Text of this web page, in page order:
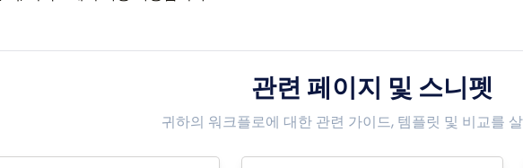
관련 페이지 및 스니펫
귀하의 워크플로에 대한 관련 가이드, 템플릿 및 비교를